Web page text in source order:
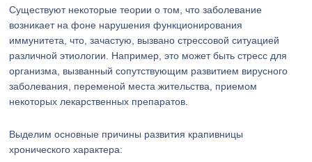
Существуют некоторые теории о том, что заболевание
возникает на фоне нарушения функционирования
иммунитета, что, зачастую, вызвано стрессовой ситуацией
различной этиологии. Например, это может быть стресс для
организма, вызванный сопутствующим развитием вирусного
заболевания, переменой места жительства, приемом
некоторых лекарственных препаратов.
Выделим основные причины развития крапивницы
хронического характера: